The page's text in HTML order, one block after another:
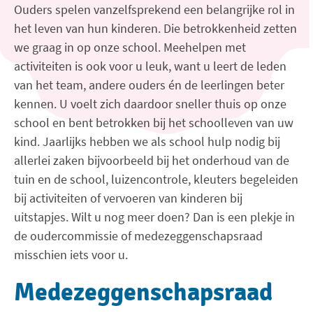
Ouders spelen vanzelfsprekend een belangrijke rol in
het leven van hun kinderen. Die betrokkenheid zetten
we graag in op onze school. Meehelpen met
activiteiten is ook voor u leuk, want u leert de leden
van het team, andere ouders én de leerlingen beter
kennen. U voelt zich daardoor sneller thuis op onze
school en bent betrokken bij het schoolleven van uw
kind. Jaarlijks hebben we als school hulp nodig bij
allerlei zaken bijvoorbeeld bij het onderhoud van de
tuin en de school, luizencontrole, kleuters begeleiden
bij activiteiten of vervoeren van kinderen bij
uitstapjes. Wilt u nog meer doen? Dan is een plekje in
de oudercommissie of medezeggenschapsraad
misschien iets voor u.
Medezeggenschapsraad